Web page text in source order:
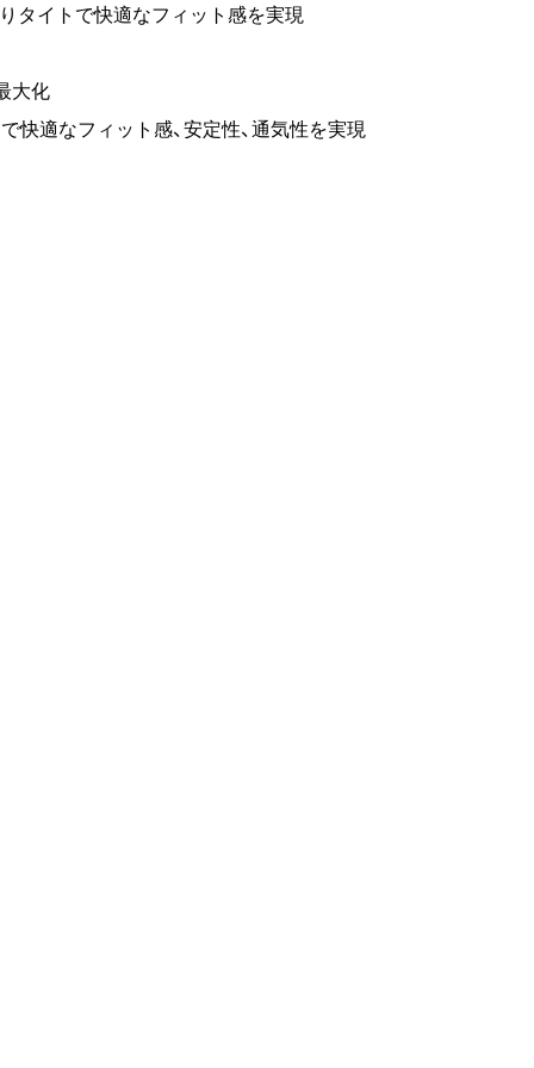
タイトで快適なフィット感を実現
大化
快適なフィット感、安定性、通気性を実現